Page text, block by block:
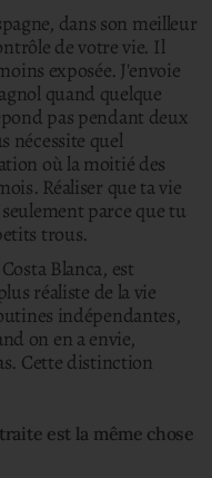
dans son meilleur
de votre vie. Il
exposée. J'envoie
quand quelque
pas pendant deux
nécessite quel
où la moitié des
Réaliser que ta vie
parce que tu
trous.
Blanca, est
réaliste de la vie
indépendantes,
on en a envie,
Cette distinction
est la même chose